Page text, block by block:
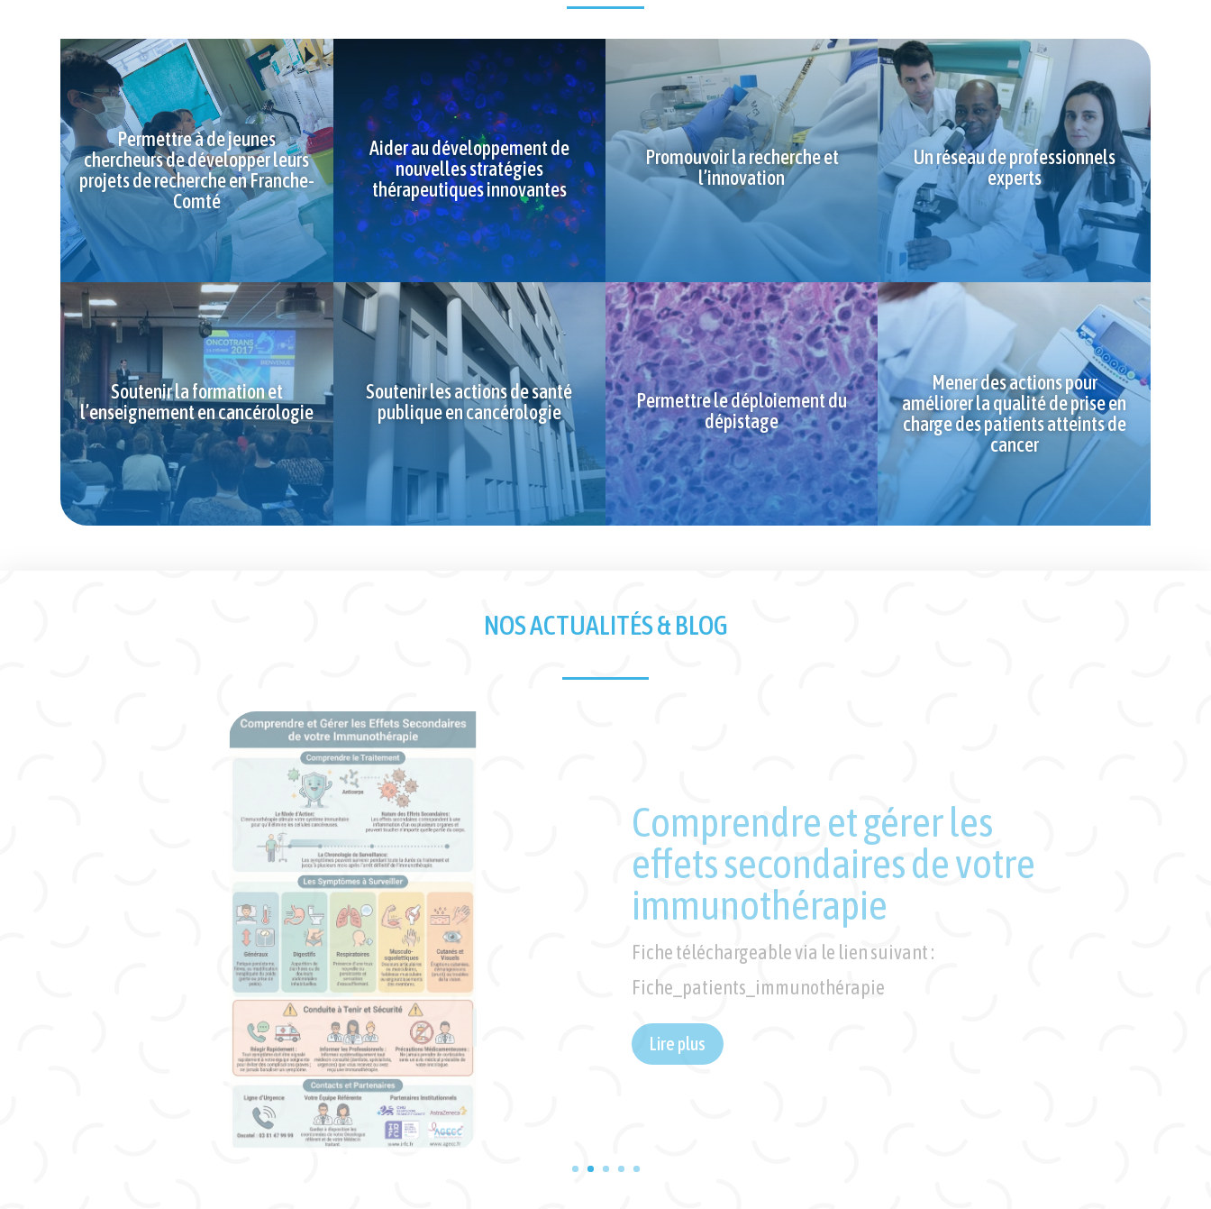
Permettre à de jeunes
chercheurs de développer leurs
projets de recherche en Franche-
Comté
Aider au développement de
nouvelles stratégies
thérapeutiques innovantes
Promouvoir la recherche et
l’innovation
Un réseau de professionnels
experts
Soutenir la formation et
l’enseignement en cancérologie
Soutenir les actions de santé
publique en cancérologie
Permettre le déploiement du
dépistage
Mener des actions pour
améliorer la qualité de prise en
charge des patients atteints de
cancer
NOS ACTUALITÉS & BLOG
favorisent le cancer ?
Certains aliments peuvent potentiellement favoriser le
développement du cancer lorsqu'ils sont consommés en
excès ou de manière peu équilibrée. Voici quelques
exemples d'aliments et de comportements alimentaires à
limiter ou éviter pour réduire les risques de cancer :...